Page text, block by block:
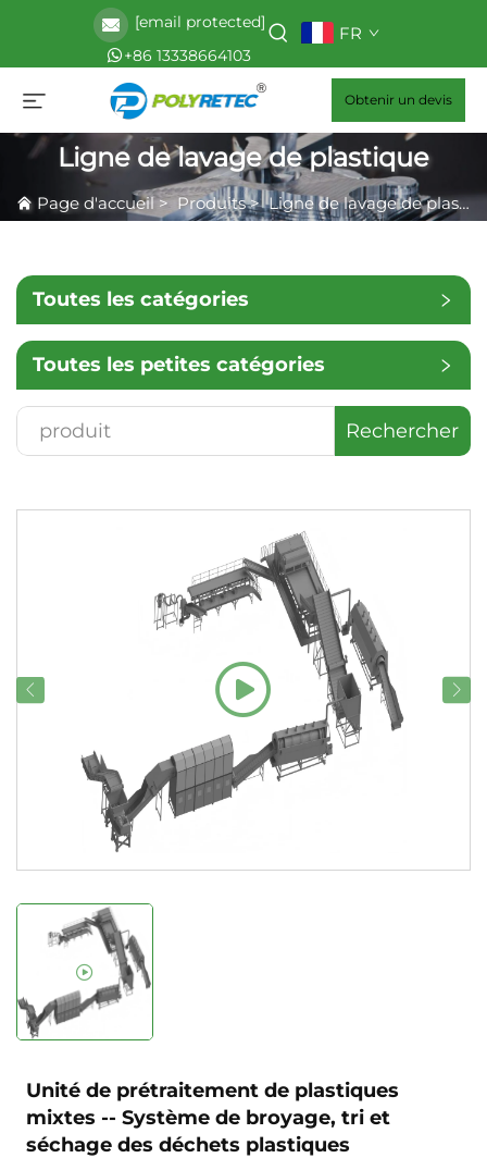
[email protected]
+86 13338664103
FR
Obtenir un devis
Ligne de lavage de plastique
Page d'accueil>Produits>Ligne de lavage de plastique
Toutes les catégories
Toutes les petites catégories
Rechercher
Unité de prétraitement de plastiques
mixtes -- Système de broyage, tri et
séchage des déchets plastiques